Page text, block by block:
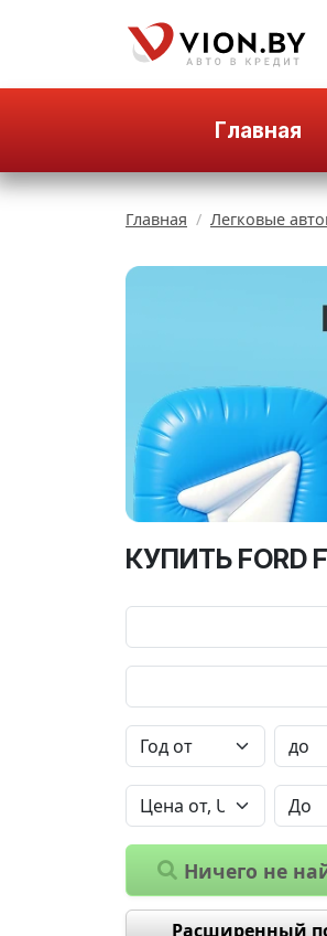
Главная
Главная Легковые
КУПИТЬ FORD
Ничего не
Расширенный